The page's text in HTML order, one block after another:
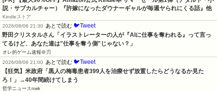
説・サブカルチャー）『許嫁になったダウナーギャルが毎週ヤられにくる話』他
Kindleストア
2026/08/06 21:30
あとで読む 🐦Tweet
野田クリスタルさん「イラストレーターの人が『AIに仕事を奪われる』って言っ
てるけど、あなた達は"仕事を奪う側"じゃない？」
オレ的ゲーム速報＠刃
2026/08/06 21:00
あとで読む 🐦Tweet
【狂気】米政府「黒人の梅毒患者399人を治療せず放置したらどうなるか見た
ろ！」→40年間続けてしまう
哲学ニュースnwk